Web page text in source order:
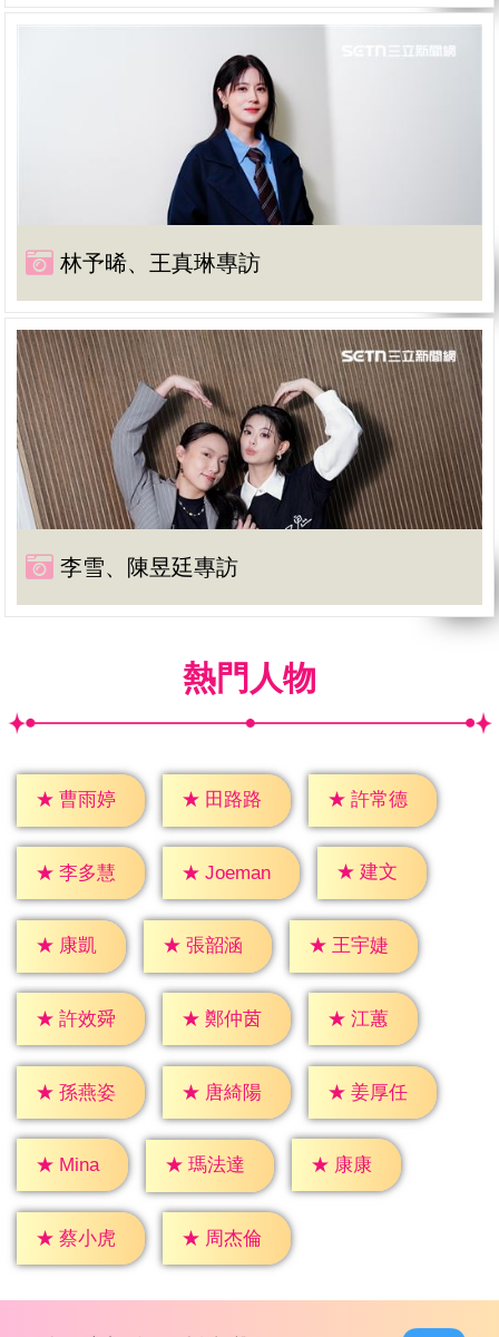
林予晞、王真琳專訪
李雪、陳昱廷專訪
熱門人物
★ 曹雨婷 ★ 田路路 ★ 許常德
★ 李多慧 ★ Joeman ★ 建文
★ 康凱 ★ 張韶涵 ★ 王宇婕
★ 許效舜 ★ 鄭仲茵 ★ 江蕙
★ 孫燕姿 ★ 唐綺陽 ★ 姜厚任
★ Mina ★ 瑪法達 ★ 康康
★ 蔡小虎 ★ 周杰倫